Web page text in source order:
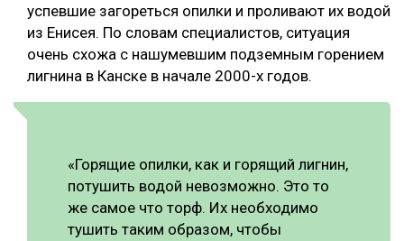
ЛОГИСТИКА
ПРОИЗВОДСТВО ДРЕВЕСНЫХ ПЛИТ
ЦБП
ЛЕСОПИЛЕНИЕ
ДЕРЕВЯННОЕ ДОМОСТРОЕНИЕ
БЕЗОПАСНОЕ ПРОИЗВОДСТВО
ПОДБОРКИ СТАТЕЙ
успевшие загореться опилки и проливают их водой
из Енисея. По словам специалистов, ситуация
очень схожа с нашумевшим подземным горением
лигнина в Канске в начале 2000-х годов.
«Горящие опилки, как и горящий лигнин,
потушить водой невозможно. Это то
же самое что торф. Их необходимо
тушить таким образом, чтобы